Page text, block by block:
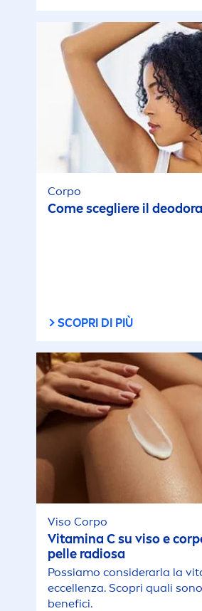
Corpo
Come scegliere il
SCOPRI DI PIÙ
Viso Corpo
Vitamina C su viso e
pelle radiosa
Possiamo considerarla la
eccellenza. Scopri quali
benefici.